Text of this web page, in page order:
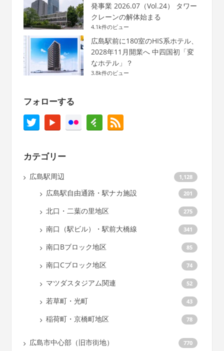
発事業 2026.07（Vol.24） タワー
クレーンの解体始まる
4.1k件のビュー
広島駅前に180室のHIS系ホテル、
2028年11月開業へ 中四国初「変
なホテル」？
3.8k件のビュー
フォローする
カテゴリー
広島駅周辺 1,128
広島駅自由通路・駅ナカ施設 201
北口・二葉の里地区 275
南口（駅ビル）・駅前大橋線 341
南口Bブロック地区 85
南口Cブロック地区 74
マツダスタジアム関連 52
若草町・光町 43
稲荷町・京橋町地区 78
広島市中心部（旧市街地） 770